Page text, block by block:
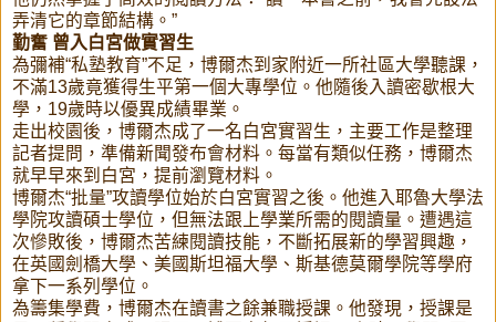
弄清它的章節結構。”
勤奮 曾入白宮做實習生
為彌補“私塾教育”不足，博爾杰到家附近一所社區大學聽課，
不滿13歲竟獲得生平第一個大專學位。他隨後入讀密歇根大
學，19歲時以優異成績畢業。
走出校園後，博爾杰成了一名白宮實習生，主要工作是整理
記者提問，準備新聞發布會材料。每當有類似任務，博爾杰
就早早來到白宮，提前瀏覽材料。
博爾杰“批量”攻讀學位始於白宮實習之後。他進入耶魯大學法
學院攻讀碩士學位，但無法跟上學業所需的閱讀量。遭遇這
次慘敗後，博爾杰苦練閱讀技能，不斷拓展新的學習興趣，
在英國劍橋大學、美國斯坦福大學、斯基德莫爾學院等學府
拿下一系列學位。
為籌集學費，博爾杰在讀書之餘兼職授課。他發現，授課是